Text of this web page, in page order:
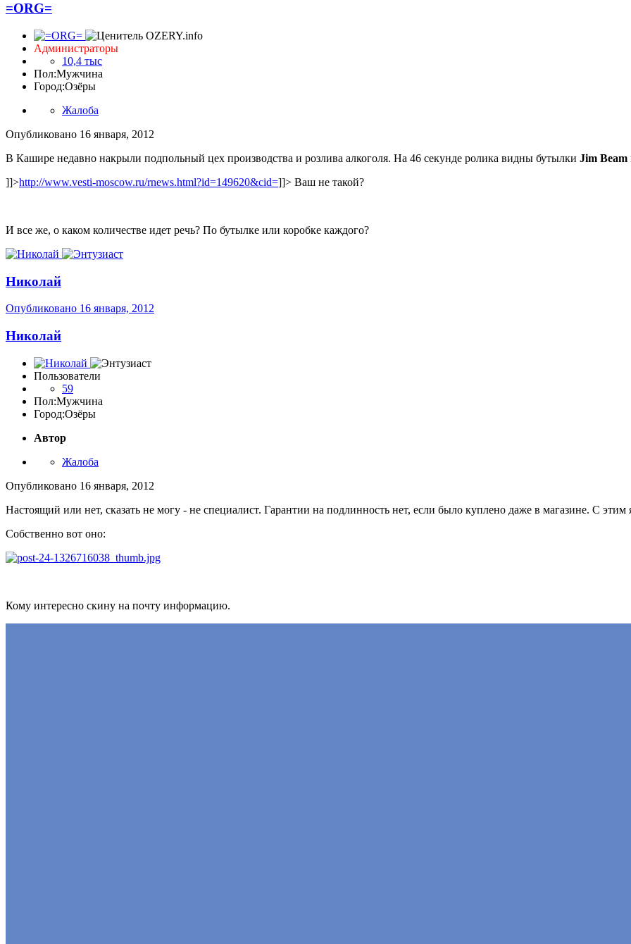
=ORG=
Администраторы
10,4 тыс
Пол:Мужчина
Город:Озёры
Жалоба
Опубликовано 16 января, 2012
В Кашире недавно накрыли подпольный цех производства и розлива алкоголя. На 46 секунде ролика видны бутылки Jim Beam
]]>http://www.vesti-moscow.ru/rnews.html?id=149620&cid=]]> Ваш не такой?
И все же, о каком количестве идет речь? По бутылке или коробке каждого?
Николай
Опубликовано 16 января, 2012
Николай
Пользователи
59
Пол:Мужчина
Город:Озёры
Автор
Жалоба
Опубликовано 16 января, 2012
Настоящий или нет, сказать не могу - не специалист. Гарантии на подлинность нет, если было куплено даже в магазине. С этим
Собственно вот оно:
Кому интересно скину на почту информацию.